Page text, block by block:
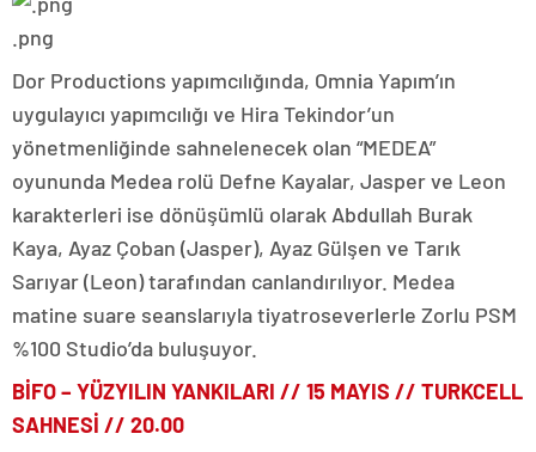
.png
Dor Productions yapımcılığında, Omnia Yapım’ın
uygulayıcı yapımcılığı ve Hira Tekindor’un
yönetmenliğinde sahnelenecek olan “MEDEA”
oyununda Medea rolü Defne Kayalar, Jasper ve Leon
karakterleri ise dönüşümlü olarak Abdullah Burak
Kaya, Ayaz Çoban (Jasper), Ayaz Gülşen ve Tarık
Sarıyar (Leon) tarafından canlandırılıyor. Medea
matine suare seanslarıyla tiyatroseverlerle Zorlu PSM
%100 Studio’da buluşuyor.
BİFO – YÜZYILIN YANKILARI // 15 MAYIS // TURKCELL
SAHNESİ // 20.00